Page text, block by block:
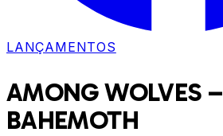
LANÇAMENTOS
AMONG WOLVES –
BAHEMOTH